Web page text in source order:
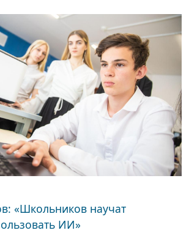
«Школьников научат
ИИ»